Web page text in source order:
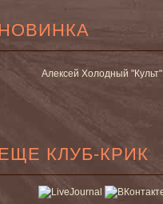
Алексей Холодный "Культ"
КЛУБ-КРИК